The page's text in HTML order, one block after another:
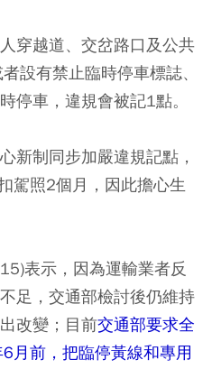
穿越道、交岔路口及公共
設有禁止臨時停車標誌、
停車，違規會被記1點。
新制同步加嚴違規記點，
駕照2個月，因此擔心生
表示，因為運輸業者反
足，交通部檢討後仍維持
改變；目前交通部要求全
月前，把臨停黃線和專用